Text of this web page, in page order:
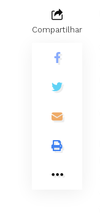
Compartilhar